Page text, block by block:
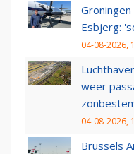
Esbjerg:
04-08-2026,
weer
04-08-2026,
Brussels